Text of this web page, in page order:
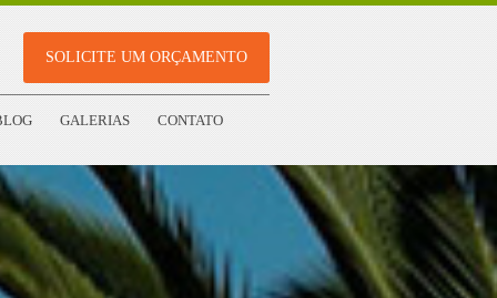
SOLICITE UM ORÇAMENTO
GALERIAS CONTATO